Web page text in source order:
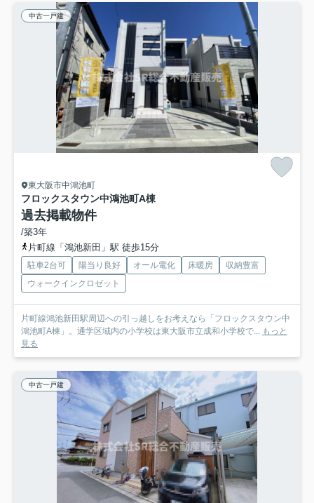
中古一戸建
東大阪市中鴻池町
フロックスタウン中鴻池町A棟
過去掲載物件
/築3年
片町線「鴻池新田」駅 徒歩15分
駐車2台可 陽当り良好 オール電化 床暖房
収納豊富
ウォークインクロゼット
片町線鴻池新田駅周辺への引っ越しをお考えなら「フロックスタウン中
鴻池町A棟」。通学区域内の小学校は東大阪市立成和小学校で... もっと
見る
中古一戸建